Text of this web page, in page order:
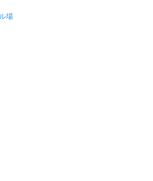
場